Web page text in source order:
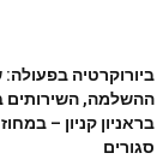
ביורוקרטיה
ההשלמה, השירותים
בראניון קניון –
סגורים